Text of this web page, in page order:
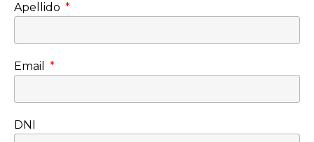
Apellido
Email
DNI